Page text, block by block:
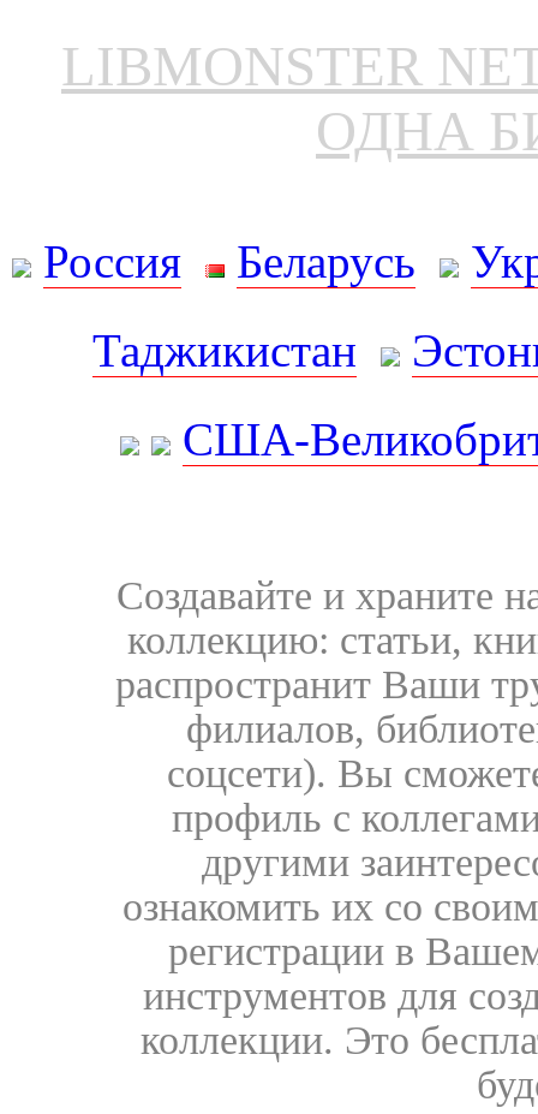
LIBMONSTER
ОДНА
Россия Беларусь
Таджикистан
США-
Создавайте и храните
коллекцию: статьи,
распространит Ваши
филиалов,
соцсети). Вы
профиль с
другими
ознакомить их со
регистрации в
инструментов для
коллекции. Это